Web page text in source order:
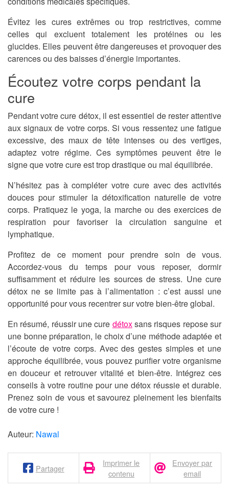
Évitez les cures extrêmes ou trop restrictives, comme
celles qui excluent totalement les protéines ou les
glucides. Elles peuvent être dangereuses et provoquer des
carences ou des baisses d’énergie importantes.
Écoutez votre corps pendant la
cure
Pendant votre cure détox, il est essentiel de rester attentive
aux signaux de votre corps. Si vous ressentez une fatigue
excessive, des maux de tête intenses ou des vertiges,
adaptez votre régime. Ces symptômes peuvent être le
signe que votre cure est trop drastique ou mal équilibrée.
N’hésitez pas à compléter votre cure avec des activités
douces pour stimuler la détoxification naturelle de votre
corps. Pratiquez le yoga, la marche ou des exercices de
respiration pour favoriser la circulation sanguine et
lymphatique.
Profitez de ce moment pour prendre soin de vous.
Accordez-vous du temps pour vous reposer, dormir
suffisamment et réduire les sources de stress. Une cure
détox ne se limite pas à l’alimentation : c’est aussi une
opportunité pour vous recentrer sur votre bien-être global.
En résumé, réussir une cure détoxsans risques repose sur
une bonne préparation, le choix d’une méthode adaptée et
l’écoute de votre corps. Avec des gestes simples et une
approche équilibrée, vous pouvez purifier votre organisme
en douceur et retrouver vitalité et bien-être. Intégrez ces
conseils à votre routine pour une détox réussie et durable.
Prenez soin de vous et savourez pleinement les bienfaits
de votre cure !
Auteur: Nawal
Partager
Imprimer le
contenu
Envoyer par
email